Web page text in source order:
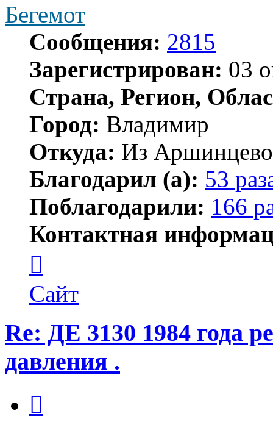
Бегемот
Сообщения: 2815
Зарегистрирован: 03
Страна, Регион,
Город: Владимир
Откуда: Из
Благодарил (а): 53
Поблагодарили: 166
Контактная
пользователя
Бегемот
Сайт
Re: ДЕ 3130 1984 года
давления .